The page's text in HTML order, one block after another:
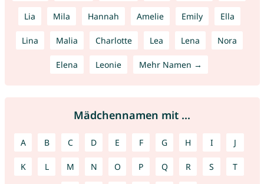
Lia Mila Hannah Amelie Emily Ella
Lina Malia Charlotte Lea Lena Nora
Elena Leonie Mehr Namen →
Mädchennamen mit ...
A B C D E F G H I J
K L M N O P Q R S T